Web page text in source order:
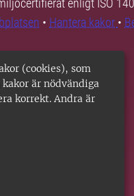
(cookies), som
är nödvändiga
korrekt. Andra är
enligt ISO
• Hantera kakor •